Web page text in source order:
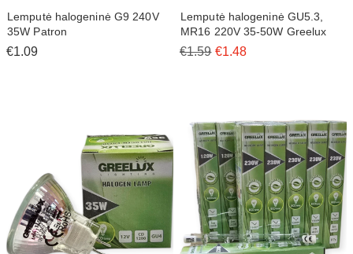
Lemputė halogeninė G9 240V
35W Patron
€1.09
Lemputė halogeninė GU5.3,
MR16 220V 35-50W Greelux
€1.59 €1.48